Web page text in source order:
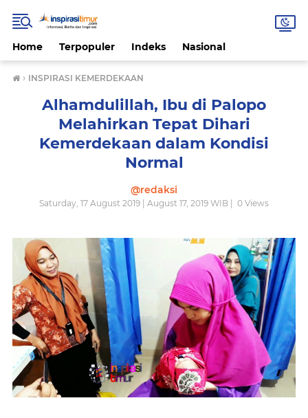
Home Terpopuler Indeks Nasional
› INSPIRASI KEMERDEKAAN
Alhamdulillah, Ibu di Palopo
Melahirkan Tepat Dihari
Kemerdekaan dalam Kondisi
Normal
@redaksi
Saturday, 17 August 2019 | August 17, 2019 WIB | 0 Views